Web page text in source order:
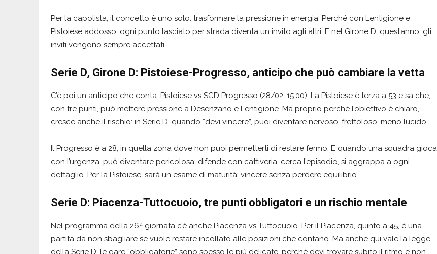
Per la capolista, il concetto è uno solo: trasformare la pressione in energia. Perché con Lentigione e
Pistoiese addosso, ogni punto lasciato per strada diventa un invito agli altri. E nel Girone D, quest’anno, gli
inviti vengono sempre accettati.
Serie D, Girone D: Pistoiese-Progresso, anticipo che può cambiare la vetta
C’è poi un anticipo che conta: Pistoiese vs SCD Progresso (28/02, 15:00). La Pistoiese è terza a 53 e sa che,
con tre punti, può mettere pressione a Desenzano e Lentigione. Ma proprio perché l’obiettivo è chiaro,
cresce anche il rischio: in Serie D, quando “devi vincere”, puoi diventare nervoso, frettoloso, meno lucido.
Il Progresso è a 28, in quella zona dove non puoi permetterti di restare fermo. E quando una squadra gioca
con l’urgenza, può diventare pericolosa: difende con cattiveria, cerca l’episodio, si aggrappa a ogni
dettaglio. Per la Pistoiese, sarà un esame di maturità: vincere senza perdere equilibrio.
Serie D: Piacenza-Tuttocuoio, tre punti obbligatori e un rischio mentale
Nel programma della 26ª giornata c’è anche Piacenza vs Tuttocuoio. Per il Piacenza, quinto a 45, è una
partita da non sbagliare se vuole restare incollato alle posizioni che contano. Ma anche qui vale la legge
della Serie D: le gare “obbligatorie” sono spesso le più delicate, perché devi trovare subito il ritmo e non